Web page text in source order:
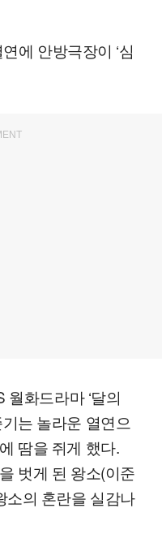
에 안방극장이 ‘심
화드라마 ‘달의
는 놀라운 열연으
땀을 쥐게 했다.
벗게 된 왕소(이준
소의 혼란을 실감나